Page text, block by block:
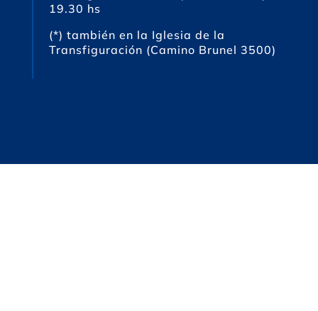
19.30 hs
(*) también en la Iglesia de la
Transfiguración (Camino Brunel 3500)